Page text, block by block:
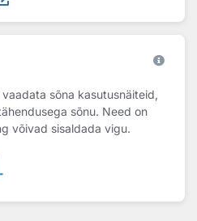
sõna kasutusnäiteid,
sõnu. Need on
võivad sisaldada vigu.